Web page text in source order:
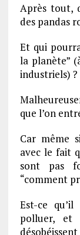
Après tout,
des pandas
Et qui
la planète”
industriels) ?
que l’on
Car même
avec le fait
sont pas
“comment
Est-ce
polluer,